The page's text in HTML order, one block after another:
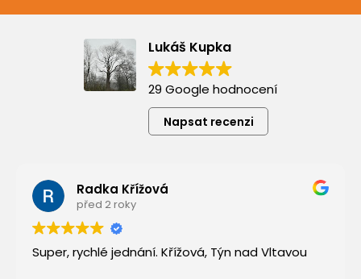
Lukáš Kupka
29 Google hodnocení
Napsat recenzi
Radka Křížová
před 2 roky
Super, rychlé jednání. Křížová, Týn nad Vltavou